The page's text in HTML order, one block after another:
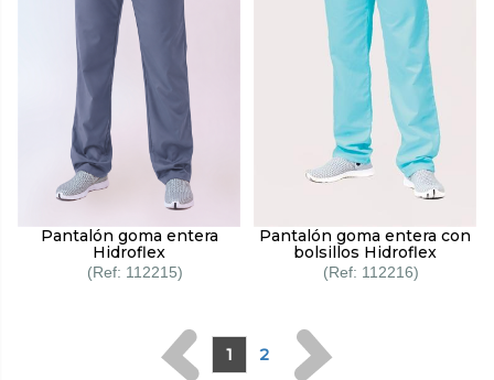
Pantalón goma entera
Hidroflex
112215
Pantalón goma entera con
bolsillos Hidroflex
112216
1 2